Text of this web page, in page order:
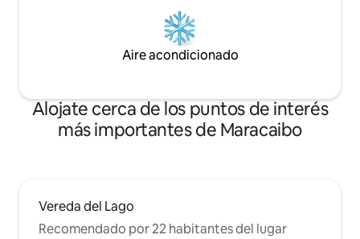
Aire acondicionado
Alojate cerca de los puntos de interés
más importantes de Maracaibo
Vereda del Lago
Recomendado por 22 habitantes del lugar